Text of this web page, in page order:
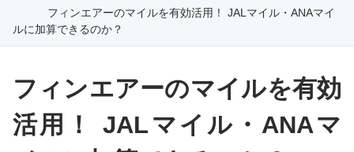
フィンエアーのマイルを有効活用！ JALマイル・ANAマイ
ルに加算できるのか？
フィンエアーのマイルを有効
活用！ JALマイル・ANAマ